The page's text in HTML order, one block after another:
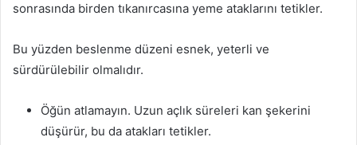
sonrasında birden tıkanırcasına yeme ataklarını tetikler.
Bu yüzden beslenme düzeni esnek, yeterli ve
sürdürülebilir olmalıdır.
Öğün atlamayın. Uzun açlık süreleri kan şekerini
düşürür, bu da atakları tetikler.